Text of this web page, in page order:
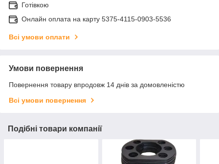
Готівкою
Онлайн оплата на карту 5375-4115-0903-5536
Всі умови оплати
Умови повернення
Повернення товару впродовж 14 днів за домовленістю
Всі умови повернення
Подібні товари компанії